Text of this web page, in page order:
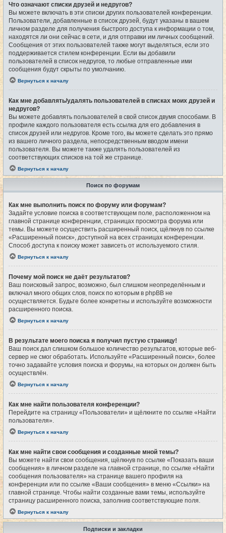
Что означают списки друзей и недругов?
Вы можете включать в эти списки других пользователей конференции.
Пользователи, добавленные в список друзей, будут указаны в вашем
личном разделе для получения быстрого доступа к информации о том,
находятся ли они сейчас в сети, и для отправки им личных сообщений.
Сообщения от этих пользователей также могут выделяться, если это
поддерживается стилем конференции. Если вы добавили
пользователей в список недругов, то любые отправленные ими
сообщения будут скрыты по умолчанию.
Вернуться к началу
Как мне добавлять/удалять пользователей в списках моих друзей и
недругов?
Вы можете добавлять пользователей в свой список двумя способами. В
профиле каждого пользователя есть ссылка для его добавления в
список друзей или недругов. Кроме того, вы можете сделать это прямо
из вашего личного раздела, непосредственным вводом имени
пользователя. Вы можете также удалять пользователей из
соответствующих списков на той же странице.
Вернуться к началу
Поиск по форумам
Как мне выполнить поиск по форуму или форумам?
Задайте условие поиска в соответствующем поле, расположенном на
главной странице конференции, страницах просмотра форума или
темы. Вы можете осуществить расширенный поиск, щёлкнув по ссылке
«Расширенный поиск», доступной на всех страницах конференции.
Способ доступа к поиску может зависеть от используемого стиля.
Вернуться к началу
Почему мой поиск не даёт результатов?
Ваш поисковый запрос, возможно, был слишком неопределённым и
включал много общих слов, поиск по которым в phpBB не
осуществляется. Будьте более конкретны и используйте возможности
расширенного поиска.
Вернуться к началу
В результате моего поиска я получил пустую страницу!
Ваш поиск дал слишком большое количество результатов, которые веб-
сервер не смог обработать. Используйте «Расширенный поиск», более
точно задавайте условия поиска и форумы, на которых он должен быть
осуществлён.
Вернуться к началу
Как мне найти пользователя конференции?
Перейдите на страницу «Пользователи» и щёлкните по ссылке «Найти
пользователя».
Вернуться к началу
Как мне найти свои сообщения и созданные мной темы?
Вы можете найти свои сообщения, щёлкнув по ссылке «Показать ваши
сообщения» в личном разделе на главной странице, по ссылке «Найти
сообщения пользователя» на странице вашего профиля на
конференции или по ссылке «Ваши сообщения» в меню «Ссылки» на
главной странице. Чтобы найти созданные вами темы, используйте
страницу расширенного поиска, заполнив соответствующие поля.
Вернуться к началу
Подписки и закладки